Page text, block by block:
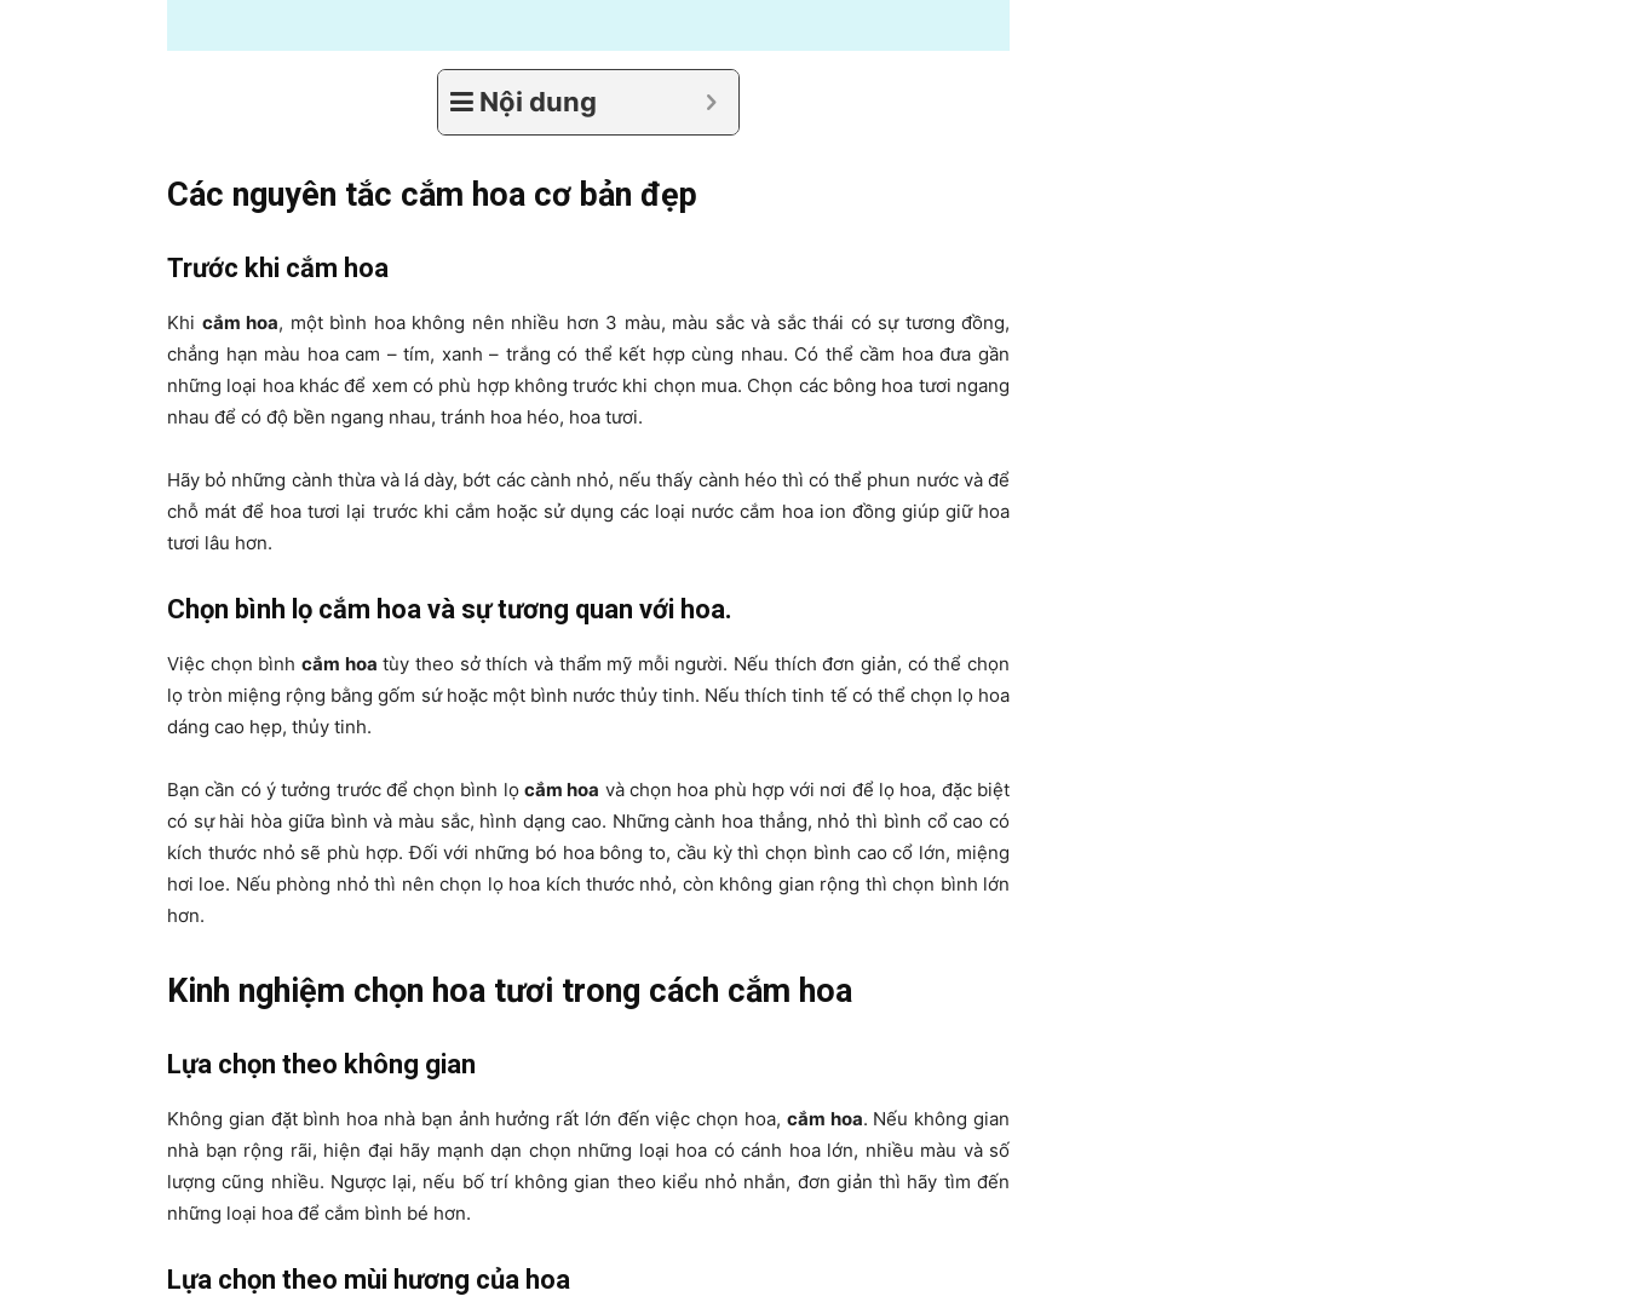
Nội dung
Các nguyên tắc cắm hoa cơ bản đẹp
Trước khi cắm hoa
Khi cắm hoa, một bình hoa không nên nhiều hơn 3 màu, màu sắc và sắc thái có sự tương đồng,
chẳng hạn màu hoa cam – tím, xanh – trắng có thể kết hợp cùng nhau. Có thể cầm hoa đưa gần
những loại hoa khác để xem có phù hợp không trước khi chọn mua. Chọn các bông hoa tươi ngang
nhau để có độ bền ngang nhau, tránh hoa héo, hoa tươi.
Hãy bỏ những cành thừa và lá dày, bớt các cành nhỏ, nếu thấy cành héo thì có thể phun nước và để
chỗ mát để hoa tươi lại trước khi cắm hoặc sử dụng các loại nước cắm hoa ion đồng giúp giữ hoa
tươi lâu hơn.
Chọn bình lọ cắm hoa và sự tương quan với hoa.
Việc chọn bình cắm hoa tùy theo sở thích và thẩm mỹ mỗi người. Nếu thích đơn giản, có thể chọn
lọ tròn miệng rộng bằng gốm sứ hoặc một bình nước thủy tinh. Nếu thích tinh tế có thể chọn lọ hoa
dáng cao hẹp, thủy tinh.
Bạn cần có ý tưởng trước để chọn bình lọcắm hoa và chọn hoa phù hợp với nơi để lọ hoa, đặc biệt
có sự hài hòa giữa bình và màu sắc, hình dạng cao. Những cành hoa thẳng, nhỏ thì bình cổ cao có
kích thước nhỏ sẽ phù hợp. Đối với những bó hoa bông to, cầu kỳ thì chọn bình cao cổ lớn, miệng
hơi loe. Nếu phòng nhỏ thì nên chọn lọ hoa kích thước nhỏ, còn không gian rộng thì chọn bình lớn
hơn.
Kinh nghiệm chọn hoa tươi trong cách cắm hoa
Lựa chọn theo không gian
Không gian đặt bình hoa nhà bạn ảnh hưởng rất lớn đến việc chọn hoa, cắm hoa. Nếu không gian
nhà bạn rộng rãi, hiện đại hãy mạnh dạn chọn những loại hoa có cánh hoa lớn, nhiều màu và số
lượng cũng nhiều. Ngược lại, nếu bố trí không gian theo kiểu nhỏ nhắn, đơn giản thì hãy tìm đến
những loại hoa để cắm bình bé hơn.
Lựa chọn theo mùi hương của hoa